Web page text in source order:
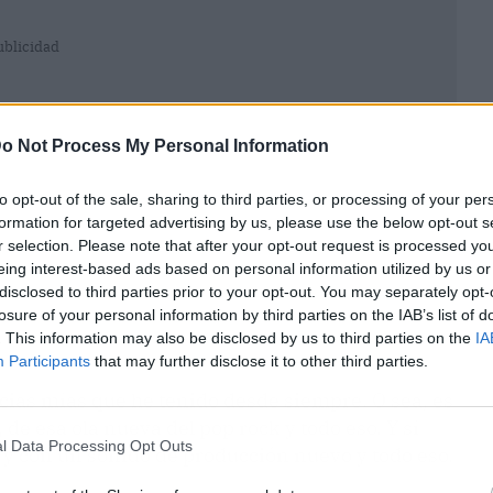
Not Process My Personal Information
opt-out of the sale, sharing to third parties, or processing of your
for targeted advertising by us, please use the below opt-out
selection. Please note that after your opt-out request is processed
interest-based ads based on personal information utilized by us
to third parties prior to your opt-out. You may separately
of your personal information by third parties on the IAB’s list of
This information may also be disclosed by us to third parties on the
Participants that may further disclose it to other third parties.
Data Processing Opt Outs
mías que he tenido desde siempre. O sea, es
esa ola nueva del pop rock y todo eso. Y sí
un sonido de producción nuevo y todo eso.